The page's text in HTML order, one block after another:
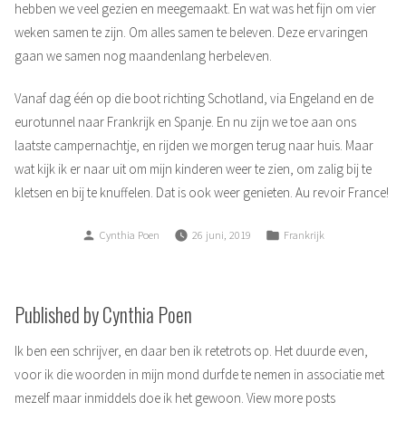
hebben we veel gezien en meegemaakt. En wat was het fijn om vier
weken samen te zijn. Om alles samen te beleven. Deze ervaringen
gaan we samen nog maandenlang herbeleven.
Vanaf dag één op die boot richting Schotland, via Engeland en de
eurotunnel naar Frankrijk en Spanje. En nu zijn we toe aan ons
laatste campernachtje, en rijden we morgen terug naar huis. Maar
wat kijk ik er naar uit om mijn kinderen weer te zien, om zalig bij te
kletsen en bij te knuffelen. Dat is ook weer genieten. Au revoir France!
Posted
Cynthia Poen 26 juni, 2019
Posted
Frankrijk
Published by Cynthia Poen
Ik ben een schrijver, en daar ben ik retetrots op. Het duurde even,
voor ik die woorden in mijn mond durfde te nemen in associatie met
mezelf maar inmiddels doe ik het gewoon. View more posts